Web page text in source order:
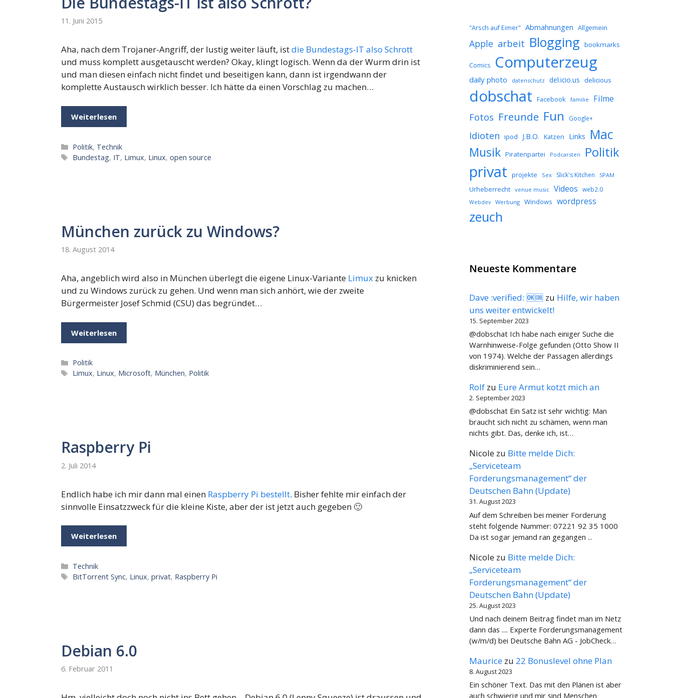
11. Juni 2015
Aha, nach dem Trojaner-Angriff, der lustig weiter läuft, istdie Bundestags-IT also Schrott
und muss komplett ausgetauscht werden? Okay, klingt logisch. Wenn da der Wurm drin ist
und man diesen einfach nicht findet und beseitigen kann, dann ist irgendwann der
komplette Austausch wirklich besser. Ich hätte da einen Vorschlag zu machen…
Weiterlesen
Kategorien
Politik, Technik
Schlagwörter
Bundestag, IT, Limux, Linux,open source
München zurück zu Windows?
18. August 2014
Aha, angeblich wird also in München überlegt die eigene Linux-Variante Limux zu knicken
und zu Windows zurück zu gehen. Und wenn man sich anhört, wie der zweite
Bürgermeister Josef Schmid (CSU) das begründet…
Weiterlesen
Kategorien
Politik
Schlagwörter
Limux, Linux, Microsoft, München, Politik
Raspberry Pi
2. Juli 2014
Endlich habe ich mir dann mal einen Raspberry Pi bestellt. Bisher fehlte mir einfach der
sinnvolle Einsatzzweck für die kleine Kiste, aber der ist jetzt auch gegeben 🙂
Weiterlesen
Kategorien
Technik
Schlagwörter
BitTorrent Sync, Linux,privat, Raspberry Pi
Debian 6.0
6. Februar 2011
"Arsch auf Eimer" Abmahnungen Allgemein
Apple arbeit Blogging bookmarks
Comics Computerzeug
daily photo datenschutz del.icio.us delicious
dobschat Facebook familie Filme
Fotos Freunde Fun Google+
Idioten ipod J.B.O. Katzen Links Mac
Musik Piratenpartei Podcarsten Politik
privat projekte Sex Slick's Kitchen SPAM
Urheberrecht venue music Videos web2.0
Webdev Werbung Windows wordpress
zeuch
Neueste Kommentare
Dave :verified: 🆗🆒 zu Hilfe, wir haben
uns weiter entwickelt!
15. September 2023
@dobschat Ich habe nach einiger Suche die
Warnhinweise-Folge gefunden (Otto Show II
von 1974). Welche der Passagen allerdings
diskriminierend sein…
Rolf zu Eure Armut kotzt mich an
2. September 2023
@dobschat Ein Satz ist sehr wichtig: Man
braucht sich nicht zu schämen, wenn man
nichts gibt. Das, denke ich, ist…
Nicole zu Bitte melde Dich:
„Serviceteam
Forderungsmanagement“ der
Deutschen Bahn (Update)
31. August 2023
Auf dem Schreiben bei meiner Forderung
steht folgende Nummer: 07221 92 35 1000
Da ist sogar jemand ran gegangen ...
Nicole zu Bitte melde Dich:
„Serviceteam
Forderungsmanagement“ der
Deutschen Bahn (Update)
25. August 2023
Und nach deinem Beitrag findet man im Netz
dann das .... Experte Forderungsmanagement
(w/m/d) bei Deutsche Bahn AG - JobCheck…
Maurice zu 22 Bonuslevel ohne Plan
8. August 2023
Ein schöner Text. Das mit den Plänen ist aber
auch schwierig und mir sind Menschen